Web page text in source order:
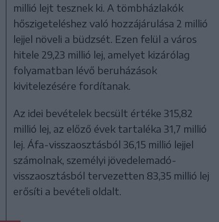
millió lejt tesznek ki. A tömbházlakók
hőszigeteléshez való hozzájárulása 2 millió
lejjel növeli a büdzsét. Ezen felül a város
hitele 29,23 millió lej, amelyet kizárólag
folyamatban lévő beruházások
kivitelezésére fordítanak.
Az idei bevételek becsült értéke 315,82
millió lej, az előző évek tartaléka 31,7 millió
lej. Áfa-visszaosztásból 36,15 millió lejjel
számolnak, személyi jövedelemadó-
visszaosztásból tervezetten 83,35 millió lej
erősíti a bevételi oldalt.